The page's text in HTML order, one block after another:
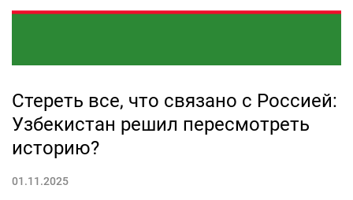
Стереть все, что связано с Россией:
Узбекистан решил пересмотреть
историю?
01.11.2025